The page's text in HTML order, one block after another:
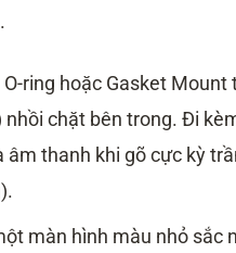
ring hoặc Gasket Mount
chặt bên trong. Đi
thanh khi gõ cực kỳ
màn hình màu nhỏ sắc